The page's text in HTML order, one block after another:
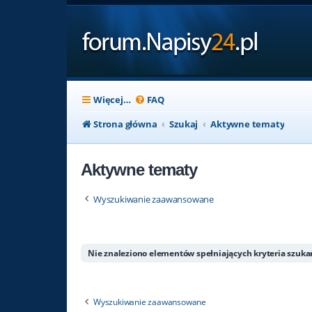
Więcej…
FAQ
Strona główna
Szukaj Aktywne tematy
Aktywne tematy
Wyszukiwanie zaawansowane
Nie znaleziono elementów spełniających kryteria
Wyszukiwanie zaawansowane